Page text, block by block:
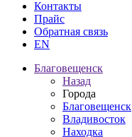
Контакты
Прайс
Обратная связь
EN
Благовещенск
Назад
Города
Благовещенск
Владивосток
Находка